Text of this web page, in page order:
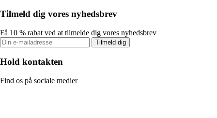
Tilmeld dig vores nyhedsbrev
Få 10 % rabat ved at tilmelde dig vores nyhedsbrev
Tilmeld dig
Hold kontakten
Find os på sociale medier